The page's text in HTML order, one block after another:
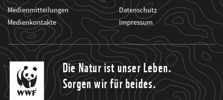
Medienmitteilungen
Medienkontakte
Datenschutz
Impressum
Die Natur ist unser Leben.
Sorgen wir für beides.